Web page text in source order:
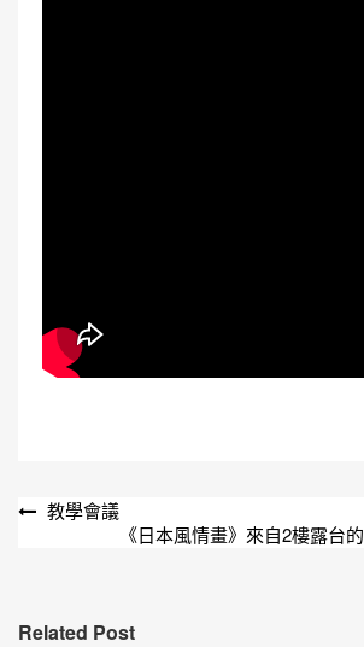
文
覽
教學會議
《日本風情畫》來自2樓露台的
Related Post